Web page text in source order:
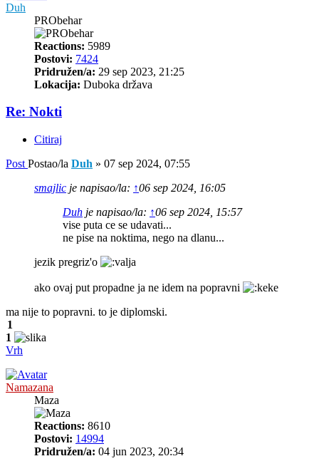
Duh
PRObehar
Reactions: 5989
Postovi: 7424
Pridružen/a: 29 sep 2023, 21:25
Lokacija: Duboka država
Re: Nokti
Citiraj
Post Postao/la Duh » 07 sep 2024, 07:55
smajlic je napisao/la: ↑06 sep 2024, 16:05
Duh je napisao/la: ↑06 sep 2024, 15:57
vise puta ce se udavati...
ne pise na noktima, nego na dlanu...
jezik pregriz'o
ako ovaj put propadne ja ne idem na popravni
ma nije to popravni. to je diplomski.
1
1
Vrh
Namazana
Maza
Reactions: 8610
Postovi: 14994
Pridružen/a: 04 jun 2023, 20:34